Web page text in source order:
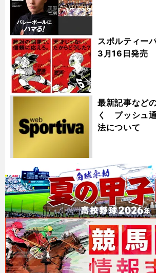
スポルティ
3月16日発売
最新記事など
く プッシュ
法について